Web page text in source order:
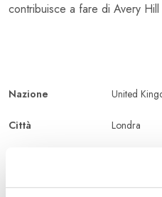
contribuisce a fare di Avery
Nazione United
Città Londra
Londra
Londra